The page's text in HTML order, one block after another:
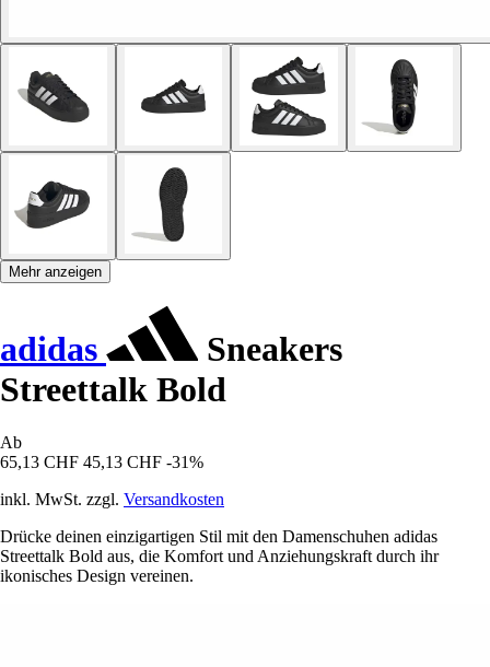
Mehr anzeigen
adidas
Sneakers
Streettalk Bold
Ab
65,13 CHF 45,13 CHF -31%
inkl. MwSt. zzgl. Versandkosten
Drücke deinen einzigartigen Stil mit den Damenschuhen adidas
Streettalk Bold aus, die Komfort und Anziehungskraft durch ihr
ikonisches Design vereinen.